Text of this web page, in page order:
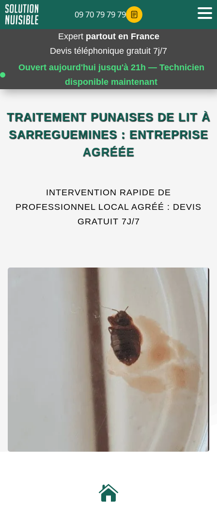
Expert partout en France
Devis téléphonique gratuit 7j/7
Ouvert aujourd'hui jusqu'à 21h — Technicien
disponible maintenant
TRAITEMENT PUNAISES DE LIT À
SARREGUEMINES : ENTREPRISE
AGRÉÉE
INTERVENTION RAPIDE DE
PROFESSIONNEL LOCAL AGRÉÉ : DEVIS
GRATUIT 7J/7

09 70 79 79 79